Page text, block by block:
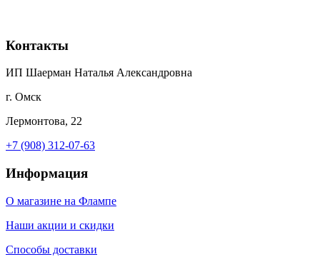
Контакты
ИП Шаерман Наталья Александровна
г. Омск
Лермонтова, 22
+7 (908) 312-07-63
Информация
О магазине на Флампе
Наши акции и скидки
Способы доставки